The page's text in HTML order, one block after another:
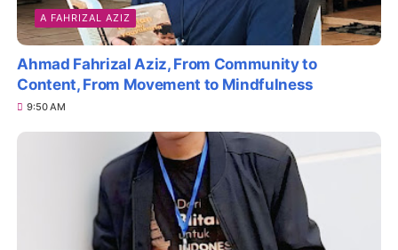
A FAHRIZAL AZIZ
Ahmad Fahrizal Aziz, From Community to
Content, From Movement to Mindfulness
9:50 AM